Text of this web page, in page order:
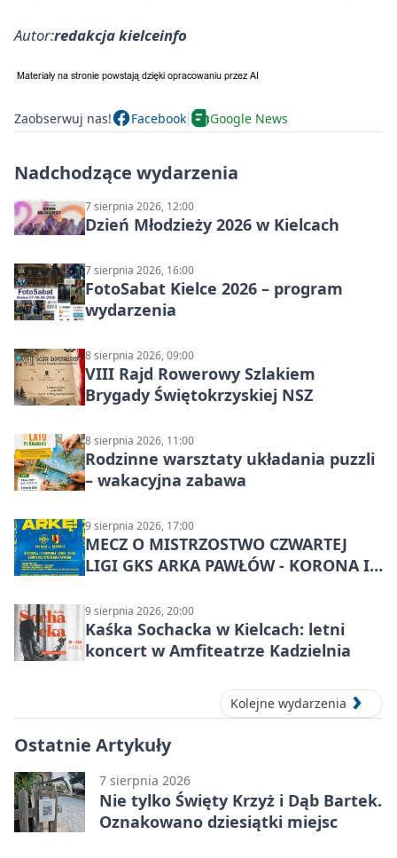
Autor:redakcja kielceinfo
Zaobserwuj nas! Facebook Google News
Nadchodzące wydarzenia
7 sierpnia 2026, 12:00
Dzień Młodzieży 2026 w Kielcach
7 sierpnia 2026, 16:00
FotoSabat Kielce 2026 – program
wydarzenia
8 sierpnia 2026, 09:00
VIII Rajd Rowerowy Szlakiem
Brygady Świętokrzyskiej NSZ
8 sierpnia 2026, 11:00
Rodzinne warsztaty układania puzzli
– wakacyjna zabawa
9 sierpnia 2026, 17:00
MECZ O MISTRZOSTWO CZWARTEJ
LIGI GKS ARKA PAWŁÓW - KORONA III
9 sierpnia 2026, 20:00
Kaśka Sochacka w Kielcach: letni
koncert w Amfiteatrze Kadzielnia
Kolejne wydarzenia
Ostatnie Artykuły
7 sierpnia 2026
Nie tylko Święty Krzyż i Dąb Bartek.
Oznakowano dziesiątki miejsc